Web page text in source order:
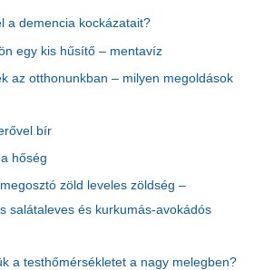
a demencia kockázatait?
egy kis hűsítő – mentavíz
az otthonunkban – milyen megoldások
bír
hőség
zöld leveles zöldség –
salátaleves és kurkumás-avokádós
a testhőmérsékletet a nagy melegben?